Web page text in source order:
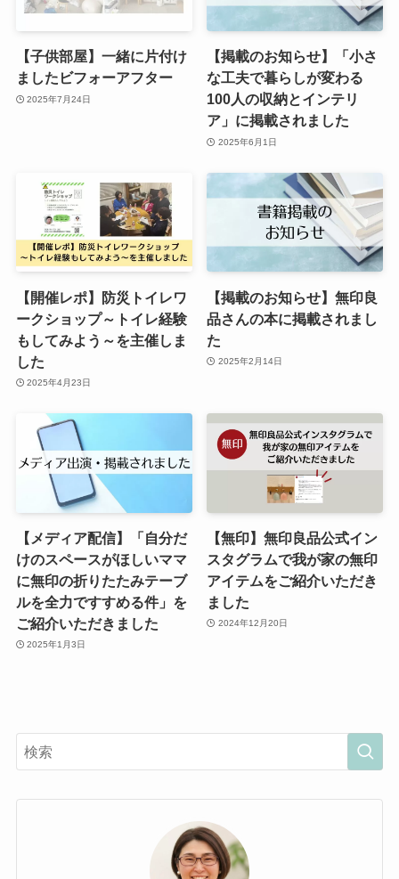
【子供部屋】一緒に片付け
ましたビフォーアフター
2025年7月24日
【掲載のお知らせ】「小さ
な工夫で暮らしが変わる
100人の収納とインテリ
ア」に掲載されました
2025年6月1日
【開催レポ】防災トイレワ
ークショップ～トイレ経験
もしてみよう～を主催しま
した
2025年4月23日
【掲載のお知らせ】無印良
品さんの本に掲載されまし
た
2025年2月14日
【メディア配信】「自分だ
けのスペースがほしいママ
に無印の折りたたみテーブ
ルを全力ですすめる件」を
ご紹介いただきました
2025年1月3日
【無印】無印良品公式イン
スタグラムで我が家の無印
アイテムをご紹介いただき
ました
2024年12月20日